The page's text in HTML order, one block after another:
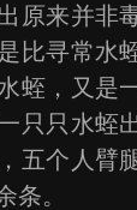
原来并非
比寻常水
蛭，又是
只只水蛭
五个人臂
条。